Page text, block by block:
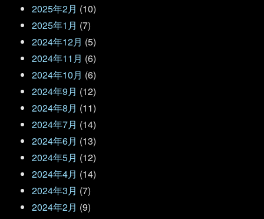
2025年2月 (10)
2025年1月 (7)
2024年12月 (5)
2024年11月 (6)
2024年10月 (6)
2024年9月 (12)
2024年8月 (11)
2024年7月 (14)
2024年6月 (13)
2024年5月 (12)
2024年4月 (14)
2024年3月 (7)
2024年2月 (9)